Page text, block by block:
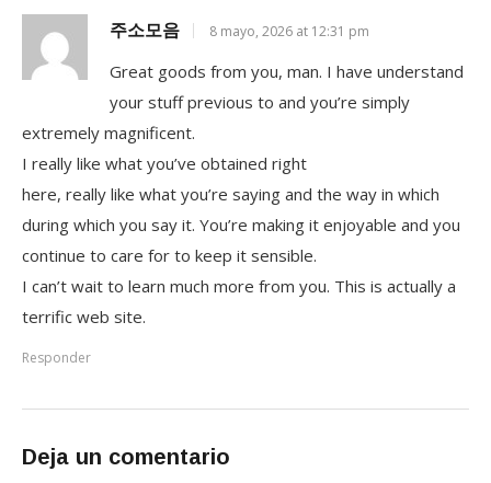
주소모음 8 mayo, 2026 at 12:31 pm
Great goods from you, man. I have understand
your stuff previous to and you’re simply
extremely magnificent.
I really like what you’ve obtained right
here, really like what you’re saying and the way in which
during which you say it. You’re making it enjoyable and you
continue to care for to keep it sensible.
I can’t wait to learn much more from you. This is actually a
terrific web site.
Responder
Deja un comentario